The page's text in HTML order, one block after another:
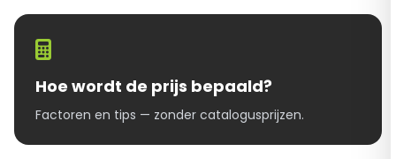
Hoe wordt de prijs bepaald?
Factoren en tips — zonder catalogusprijzen.